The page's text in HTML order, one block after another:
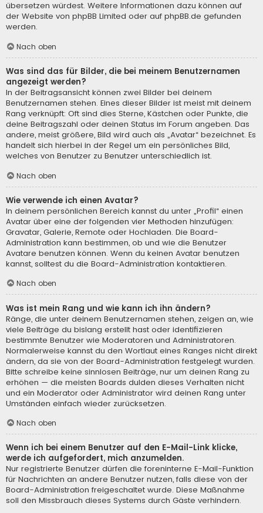
übersetzen würdest. Weitere Informationen dazu können auf
der Website von phpBB Limited oder auf phpBB.de gefunden
werden.
Nach oben
Was sind das für Bilder, die bei meinem Benutzernamen
angezeigt werden?
In der Beitragsansicht können zwei Bilder bei deinem
Benutzernamen stehen. Eines dieser Bilder ist meist mit deinem
Rang verknüpft: Oft sind dies Sterne, Kästchen oder Punkte, die
deine Beitragszahl oder deinen Status im Forum angeben. Das
andere, meist größere, Bild wird auch als „Avatar“ bezeichnet. Es
handelt sich hierbei in der Regel um ein persönliches Bild,
welches von Benutzer zu Benutzer unterschiedlich ist.
Nach oben
Wie verwende ich einen Avatar?
In deinem persönlichen Bereich kannst du unter „Profil“ einen
Avatar über eine der folgenden vier Methoden hinzufügen:
Gravatar, Galerie, Remote oder Hochladen. Die Board-
Administration kann bestimmen, ob und wie die Benutzer
Avatare benutzen können. Wenn du keinen Avatar benutzen
kannst, solltest du die Board-Administration kontaktieren.
Nach oben
Was ist mein Rang und wie kann ich ihn ändern?
Ränge, die unter deinem Benutzernamen stehen, zeigen an, wie
viele Beiträge du bislang erstellt hast oder identifizieren
bestimmte Benutzer wie Moderatoren und Administratoren.
Normalerweise kannst du den Wortlaut eines Ranges nicht direkt
ändern, da sie von der Board-Administration festgelegt wurden.
Bitte schreibe keine sinnlosen Beiträge, nur um deinen Rang zu
erhöhen — die meisten Boards dulden dieses Verhalten nicht
und ein Moderator oder Administrator wird deinen Rang unter
Umständen einfach wieder zurücksetzen.
Nach oben
Wenn ich bei einem Benutzer auf den E-Mail-Link klicke,
werde ich aufgefordert, mich anzumelden.
Nur registrierte Benutzer dürfen die foreninterne E-Mail-Funktion
für Nachrichten an andere Benutzer nutzen, falls diese von der
Board-Administration freigeschaltet wurde. Diese Maßnahme
soll den Missbrauch dieses Systems durch Gäste verhindern.